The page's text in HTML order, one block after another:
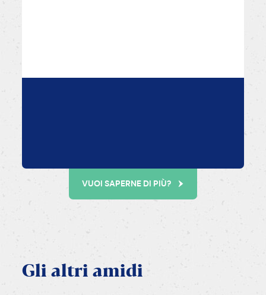
VUOI SAPERNE DI PIÙ?
Gli altri amidi